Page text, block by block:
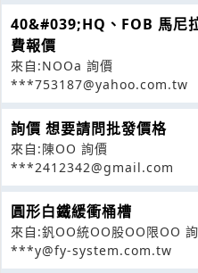
40&#039;HQ、FOB 馬尼
費報價
來自:NOOa 詢價
***753187@yahoo.com.tw
詢價 想要請問批發價格
來自:陳OO 詢價
***2412342@gmail.com
圓形白鐵緩衝桶槽
來自:釩OO統OO股OO限OO
***y@fy-system.com.tw